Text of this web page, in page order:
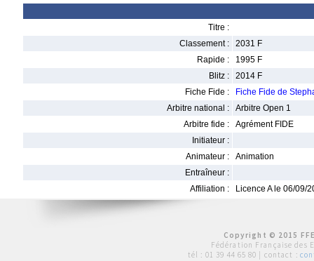
Titre :
Classement :
2031 F
Rapide :
1995 F
Blitz :
2014 F
Fiche Fide :
Fiche Fide de
Arbitre national :
Arbitre Open 1
Arbitre fide :
Agrément FIDE
Initiateur :
Animateur :
Animation
Entraîneur :
Affiliation :
Licence A le 06/09/
Copyright © 2015
Fédération Française des
tél : 01 39 44 65 80 | contact :